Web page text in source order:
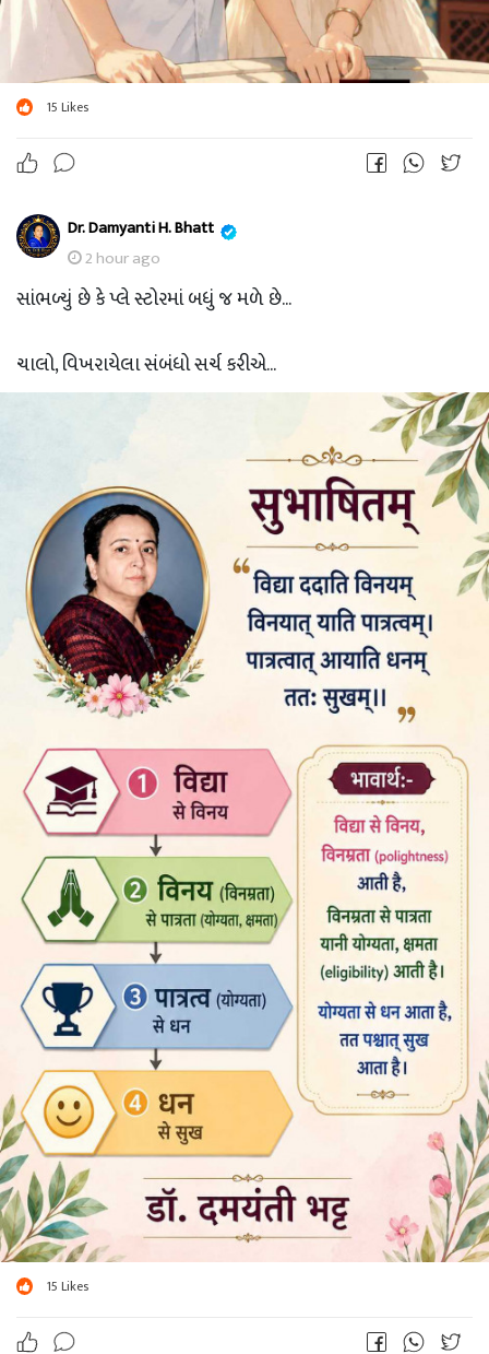
15 Likes
Dr. Damyanti H. Bhatt
2 hour ago
સાંભળ્યું છે કે પ્લે સ્ટોરમાં બધું જ મળે છે...
ચાલો, વિખરાયેલા સંબંધો સર્ચ કરીએ...
15 Likes